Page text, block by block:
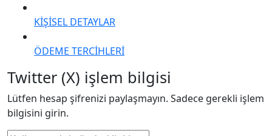
KİŞİSEL DETAYLAR
ÖDEME TERCİHLERİ
Twitter (X) işlem bilgisi
Lütfen hesap şifrenizi paylaşmayın. Sadece gerekli işlem
bilgisini girin.